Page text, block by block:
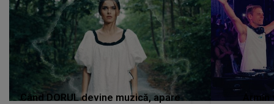
Când DORUL devine muzică, apare